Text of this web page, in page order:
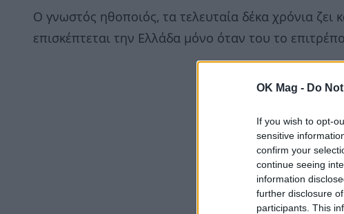
OK Mag - Do
If you wish to opt-
sensitive
confirm your
continue seeing
information
further disclosure
participants. This
Ο γνωστός ηθοποιός, τα τελευταία δέκα χρόνια ζει
επισκέπτεται την Ελλάδα μόνο όταν του το